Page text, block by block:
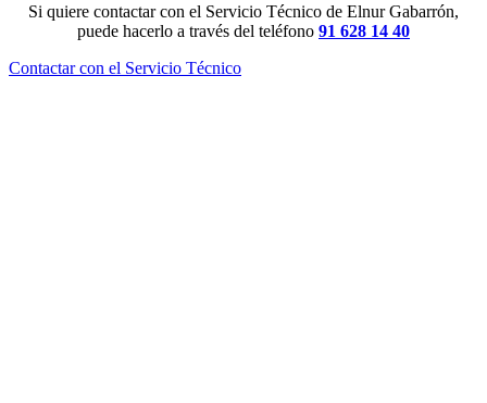
Si quiere contactar con el Servicio Técnico de Elnur Gabarrón,
puede hacerlo a través del teléfono 91 628 14 40
Contactar con el Servicio Técnico